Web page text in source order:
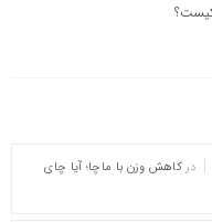
در کاهش وزن با ماچا؛ آیا چای